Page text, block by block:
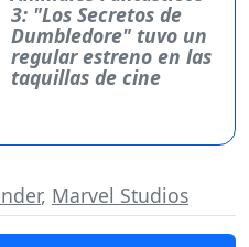
3: "Los Secretos de
Dumbledore" tuvo un
regular estreno en las
taquillas de cine
, Marvel Studios